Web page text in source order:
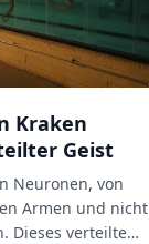
Kraken
Geist
Neuronen, von
Armen und nicht
Dieses verteilte